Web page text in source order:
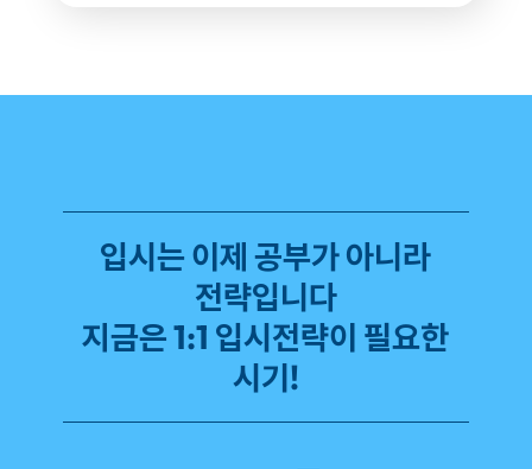
입시는 이제 공부가 아니라
전략입니다
지금은 1:1 입시전략이 필요한
시기!